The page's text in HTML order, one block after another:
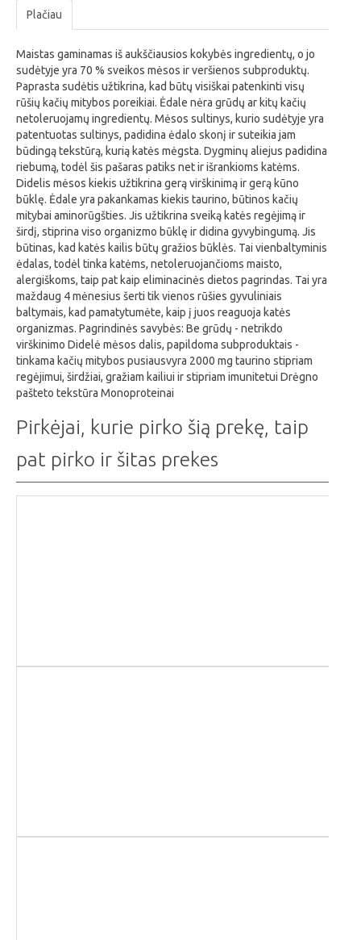
Plačiau
Maistas gaminamas iš aukščiausios kokybės ingredientų, o jo
sudėtyje yra 70 % sveikos mėsos ir veršienos subproduktų.
Paprasta sudėtis užtikrina, kad būtų visiškai patenkinti visų
rūšių kačių mitybos poreikiai. Ėdale nėra grūdų ar kitų kačių
netoleruojamų ingredientų. Mėsos sultinys, kurio sudėtyje yra
patentuotas sultinys, padidina ėdalo skonį ir suteikia jam
būdingą tekstūrą, kurią katės mėgsta. Dygminų aliejus padidina
riebumą, todėl šis pašaras patiks net ir išrankioms katėms.
Didelis mėsos kiekis užtikrina gerą virškinimą ir gerą kūno
būklę. Ėdale yra pakankamas kiekis taurino, būtinos kačių
mitybai aminorūgšties. Jis užtikrina sveiką katės regėjimą ir
širdį, stiprina viso organizmo būklę ir didina gyvybingumą. Jis
būtinas, kad katės kailis būtų gražios būklės. Tai vienbaltyminis
ėdalas, todėl tinka katėms, netoleruojančioms maisto,
alergiškoms, taip pat kaip eliminacinės dietos pagrindas. Tai yra
maždaug 4 mėnesius šerti tik vienos rūšies gyvuliniais
baltymais, kad pamatytumėte, kaip į juos reaguoja katės
organizmas. Pagrindinės savybės: Be grūdų - netrikdo
virškinimo Didelė mėsos dalis, papildoma subproduktais -
tinkama kačių mitybos pusiausvyra 2000 mg taurino stipriam
regėjimui, širdžiai, gražiam kailiui ir stipriam imunitetui Drėgno
pašteto tekstūra Monoproteinai
Pirkėjai, kurie pirko šią prekę, taip
pat pirko ir šitas prekes